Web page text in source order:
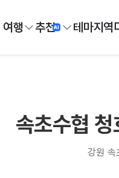
여행 추천 테마지역
속초수협 청
강원 속